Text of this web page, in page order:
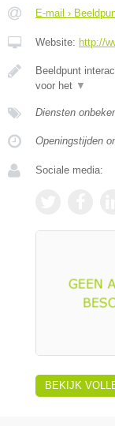
E-mail ›
Website: http://
Beeldpunt
voor het ▼
Diensten
Openingstijden
Sociale media:
BEKIJK